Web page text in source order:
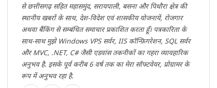
से छत्तीसगढ़ सहित महासमुंद, सरायपाली, बसना और पिथौरा क्षेत्र की
स्थानीय खबरों के साथ, देश-विदेश एवं शासकीय योजनायें, रोजगार
अथवा बैंकिंग से सम्बंधित समाचार प्रकाशित करता हूँ। पत्रकारिता के
साथ-साथ मुझे Windows VPS सर्वर, IIS कॉन्फ़िगरेशन, SQL सर्वर
और MVC, .NET, C# जैसी एडवांस तकनीकों का गहरा व्यावहारिक
अनुभव है. इसके पूर्व करीब 6 वर्ष तक का मेरा सॉफ्टवेयर, प्रोग्रामर के
रूप में अनुभव रहा है.